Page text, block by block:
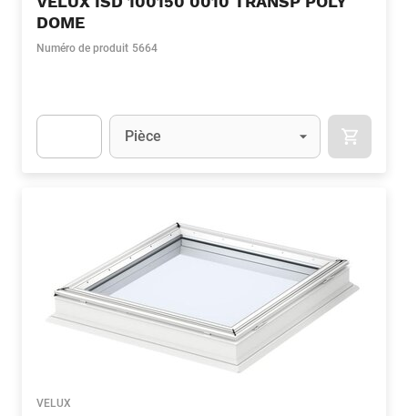
DOME
Numéro de produit 5664
Unité
Pièce
VELUX